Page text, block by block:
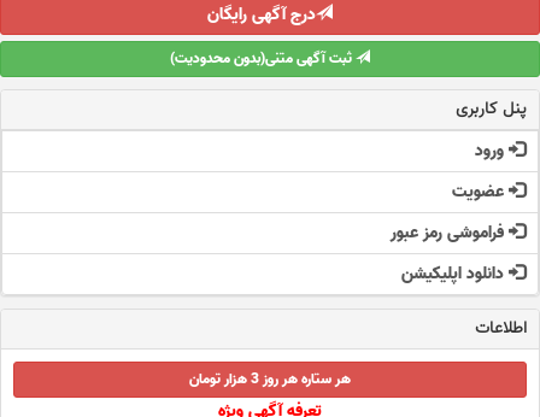
درج آگهی رایگان
ثبت آگهی متنی(بدون محدودیت)
پنل کاربری
ورود
عضویت
فراموشی رمز عبور
دانلود اپلیکیشن
اطلاعات
هر ستاره هر روز 3 هزار تومان